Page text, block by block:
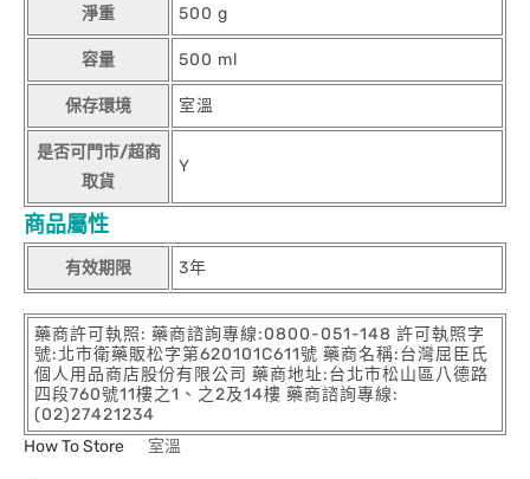
淨重 500 g
容量 500 ml
保存環境 室溫
是否可門市/超商
取貨
Y
商品屬性
有效期限 3年
藥商許可執照: 藥商諮詢專線:0800-051-148 許可執照字
號:北市衛藥販松字第620101C611號 藥商名稱:台灣屈臣氏
個人用品商店股份有限公司 藥商地址:台北市松山區八德路
四段760號11樓之1、之2及14樓 藥商諮詢專線:
(02)27421234
How To Store
室溫